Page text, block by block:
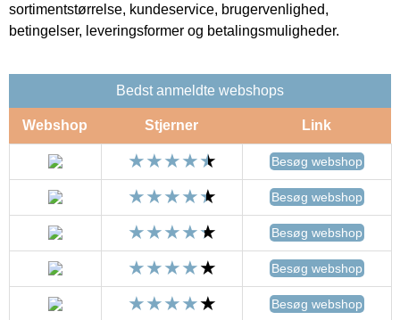
sortimentstørrelse, kundeservice, brugervenlighed,
betingelser, leveringsformer og betalingsmuligheder.
Bedst anmeldte webshops
Webshop Stjerner Link
Besøg webshop
Besøg webshop
Besøg webshop
Besøg webshop
Besøg webshop